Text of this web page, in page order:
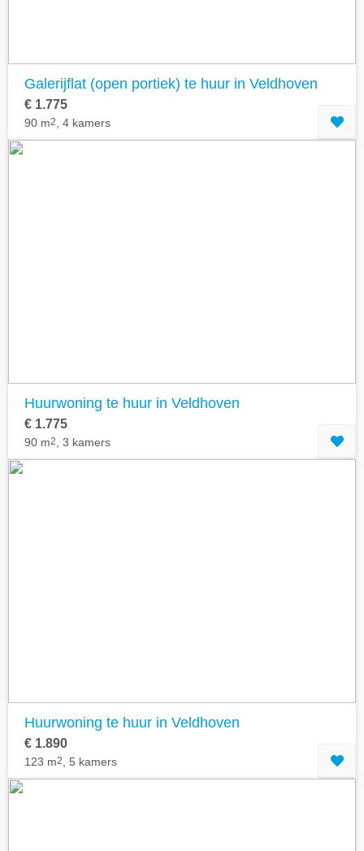
Galerijflat (open portiek) te huur in Veldhoven
€ 1.775
90 m2 , 4 kamers
Huurwoning te huur in Veldhoven
€ 1.775
90 m2 , 3 kamers
Huurwoning te huur in Veldhoven
€ 1.890
123 m2 , 5 kamers